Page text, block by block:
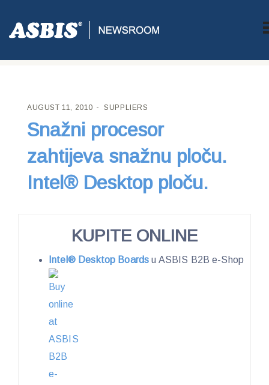
ASBIS CROATIA>SUPPLIERS> SNAŽNI PROCESOR ZAHTIJEVA
SNAŽNU PLOČU. INTEL® DESKTOP PLOČU.
AUGUST 11, 2010 SUPPLIERS
Snažni procesor
zahtijeva snažnu ploču.
Intel® Desktop ploču.
KUPITE ONLINE
Intel® Desktop Boards u ASBIS B2B e-Shop